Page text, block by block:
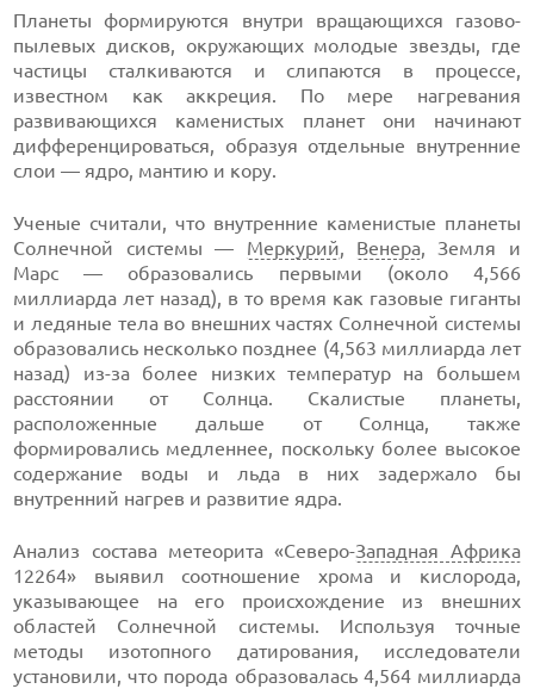
Планеты формируются внутри вращающихся газово-
пылевых дисков, окружающих молодые звезды, где
частицы сталкиваются и слипаются в процессе,
известном как аккреция. По мере нагревания
развивающихся каменистых планет они начинают
дифференцироваться, образуя отдельные внутренние
слои — ядро, мантию и кору.
Ученые считали, что внутренние каменистые планеты
Солнечной системы — Меркурий, Венера, Земля и
Марс — образовались первыми (около 4,566
миллиарда лет назад), в то время как газовые гиганты
и ледяные тела во внешних частях Солнечной системы
образовались несколько позднее (4,563 миллиарда лет
назад) из-за более низких температур на большем
расстоянии от Солнца. Скалистые планеты,
расположенные дальше от Солнца, также
формировались медленнее, поскольку более высокое
содержание воды и льда в них задержало бы
внутренний нагрев и развитие ядра.
Анализ состава метеорита «Северо-Западная Африка
12264» выявил соотношение хрома и кислорода,
указывающее на его происхождение из внешних
областей Солнечной системы. Используя точные
методы изотопного датирования, исследователи
установили, что порода образовалась 4,564 миллиарда